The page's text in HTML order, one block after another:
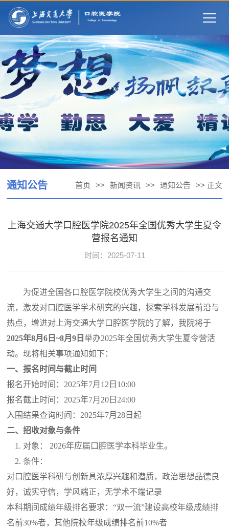
通知公告 首页 >> 新闻资讯 >> 通知公告 >> 正文
上海交通大学口腔医学院2025年全国优秀大学生夏令
营报名通知
时间：2025-07-11
为促进全国各口腔医学院校优秀大学生之间的沟通交
流，激发对口腔医学学术研究的兴趣，探索学科发展前沿与
热点，增进对上海交通大学口腔医学院的了解，我院将于
2025年8月6 日~8月9 日举办2025年全国优秀大学生夏令营活
动。现将相关事项通知如下：
一、报名时间与截止时间
报名开始时间： 2025年7月 12 日 10:00
报名截止时间： 2025年7月 20 日 24:00
入围结果查询时间： 2025年7月 28 日起
二、招收对象与条件
1. 对象： 2026年应届口腔医学本科毕业生。
2.条件：
对口腔医学科研与创新具浓厚兴趣和潜质，政治思想品德良
好，诚实守信，学风端正，无学术不端记录
本科期间成绩年级排名要求：“双一流”建设高校年级成绩排
名前30%者，其他院校年级成绩排名前10%者